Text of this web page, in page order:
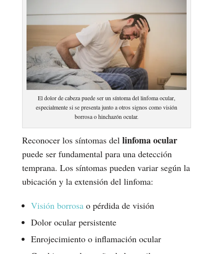
El dolor de cabeza puede ser un síntoma del linfoma ocular,
especialmente si se presenta junto a otros signos como visión
borrosa o hinchazón ocular.
Reconocer los síntomas del linfoma ocular
puede ser fundamental para una detección
temprana. Los síntomas pueden variar según la
ubicación y la extensión del linfoma:
Visión borrosao pérdida de visión
Dolor ocular persistente
Enrojecimiento o inflamación ocular